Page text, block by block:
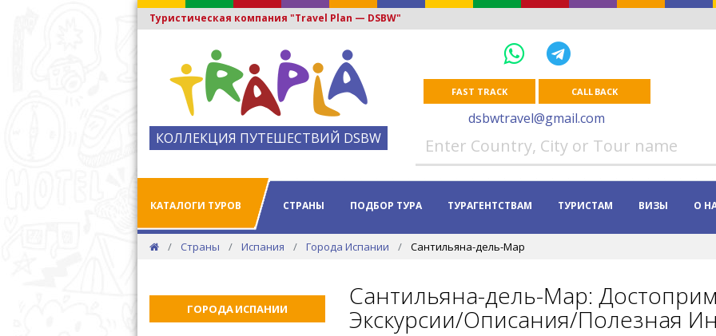
Туристическая компания "Travel Plan — DSBW"
КОЛЛЕКЦИЯ ПУТЕШЕСТВИЙ DSBW
FAST TRACK CALL BACK
dsbwtravel@gmail.com
КАТАЛОГИ ТУРОВ СТРАНЫ ПОДБОР ТУРА ТУРАГЕНТСТВАМ ТУРИСТАМ ВИЗЫ О
Страны Испания Города Испании Сантильяна-дель-Мар
ГОРОДА ИСПАНИИ Сантильяна-дель-Мар:
Экскурсии/Описания/Полезная